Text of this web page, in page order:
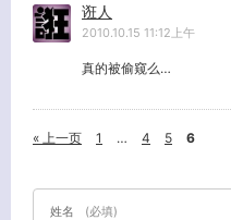
诳人
2010.10.15 11:12上午
真的被偷窥么…
« 上一页 1 … 4 5 6
姓名 (必填)